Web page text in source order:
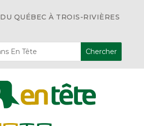
QUÉBEC À TROIS-RIVIÈRES